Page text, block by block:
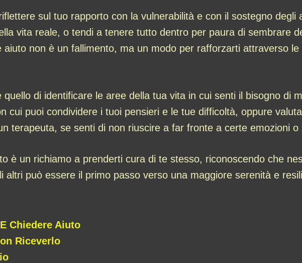
sul tuo rapporto con la vulnerabilità e con il sostegno degli
vita reale, o tendi a tenere tutto dentro per paura di sembrare
non è un fallimento, ma un modo per rafforzarti attraverso le
di identificare le aree della tua vita in cui senti il bisogno di
cui puoi condividere i tuoi pensieri e le tue difficoltà, oppure
terapeuta, se senti di non riuscire a far fronte a certe emozioni o
è un richiamo a prenderti cura di te stesso, riconoscendo che
altri può essere il primo passo verso una maggiore serenità e
Chiedere Aiuto
Riceverlo